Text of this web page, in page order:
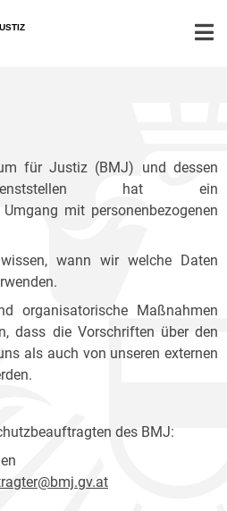
für Justiz (BMJ) und dessen
hat ein
mit personenbezogenen
wann wir welche Daten
organisatorische Maßnahmen
dass die Vorschriften über den
als auch von unseren externen
des BMJ: